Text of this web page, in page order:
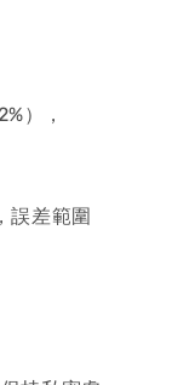
），
誤差範圍